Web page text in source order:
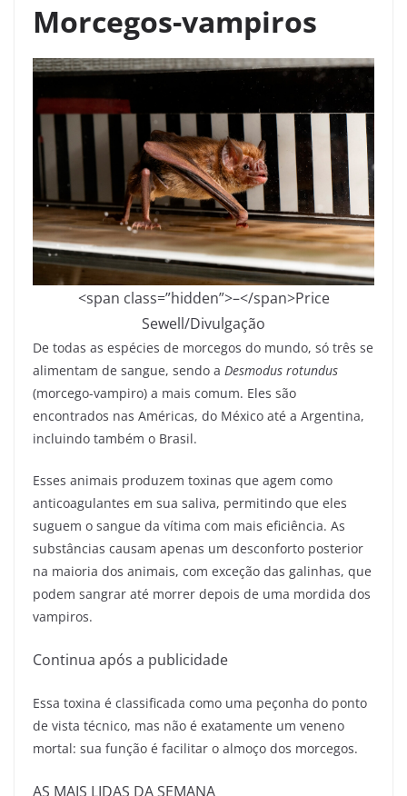
Morcegos-vampiros
<span class=”hidden”>–</span>Price
Sewell/Divulgação
De todas as espécies de morcegos do mundo, só três se
alimentam de sangue, sendo a Desmodus rotundus
(morcego-vampiro) a mais comum. Eles são
encontrados nas Américas, do México até a Argentina,
incluindo também o Brasil.
Esses animais produzem toxinas que agem como
anticoagulantes em sua saliva, permitindo que eles
suguem o sangue da vítima com mais eficiência. As
substâncias causam apenas um desconforto posterior
na maioria dos animais, com exceção das galinhas, que
podem sangrar até morrer depois de uma mordida dos
vampiros.
Continua após a publicidade
Essa toxina é classificada como uma peçonha do ponto
de vista técnico, mas não é exatamente um veneno
mortal: sua função é facilitar o almoço dos morcegos.
AS MAIS LIDAS DA SEMANA